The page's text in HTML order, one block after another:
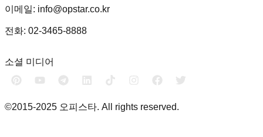
이메일: info@opstar.co.kr
전화: 02-3465-8888
소셜 미디어
©2015-2025 오피스타. All rights reserved.